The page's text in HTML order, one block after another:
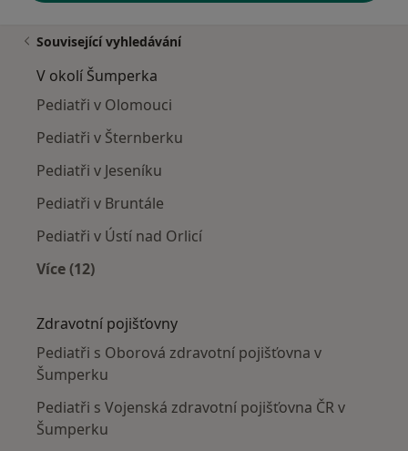
Související vyhledávání
V okolí Šumperka
Pediatři v Olomouci
Pediatři v Šternberku
Pediatři v Jeseníku
Pediatři v Bruntále
Pediatři v Ústí nad Orlicí
Více (12)
Zdravotní pojišťovny
Pediatři s Oborová zdravotní pojišťovna v
Šumperku
Pediatři s Vojenská zdravotní pojišťovna ČR v
Šumperku